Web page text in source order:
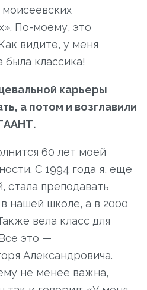
По-моему, это
видите, у меня
была классика!
карьеры
а потом и возглавили
60 лет моей
С 1994 года я, еще
стала преподавать
нашей школе, а в 2000
вела класс для
это —
Александровича.
не менее важна,